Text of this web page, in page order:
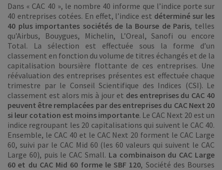
Dans « CAC 40 », le nombre 40 informe que l’indice porte sur
40 entreprises cotées. En effet, l’indice est déterminé sur les
40 plus importantes sociétés de la Bourse de Paris, telles
qu’Airbus, Bouygues, Michelin, L’Oreal, Sanofi ou encore
Total. La sélection est effectuée sous la forme d’un
classement en fonction du volume de titres échangés et de la
capitalisation boursière flottante de ces entreprises. Une
réévaluation des entreprises présentes est effectuée chaque
trimestre par le Conseil Scientifique des Indices (CSI). Le
classement est alors mis à jour et des entreprises du CAC 40
peuvent être remplacées par des entreprises du CAC Next 20
si leur cotation est moins importante. Le CAC Next 20 est un
indice regroupant les 20 capitalisations qui suivent le CAC 40.
Ensemble, le CAC 40 et le CAC Next 20 forment le CAC Large
60, suivi par le CAC Mid 60 (les 60 valeurs qui suivent le CAC
Large 60), puis le CAC Small. La combinaison du CAC Large
60 et du CAC Mid 60 forme le SBF 120, Société des Bourses